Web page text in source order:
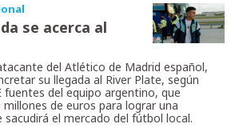
se acerca al
del Atlético de Madrid español,
su llegada al River Plate, según
fuentes del equipo argentino, que
de euros para lograr una
sacudirá el mercado del fútbol local.